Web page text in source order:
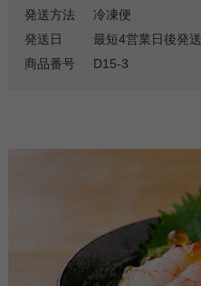
発送方法
冷凍便
発送日
最短4営業日後発送
商品番号
D15-3